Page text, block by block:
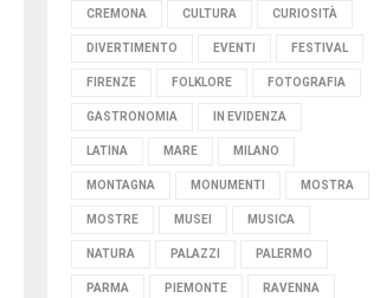
CREMONA CULTURA CURIOSITÀ
DIVERTIMENTO EVENTI FESTIVAL
FIRENZE FOLKLORE FOTOGRAFIA
GASTRONOMIA IN EVIDENZA
LATINA MARE MILANO
MONTAGNA MONUMENTI MOSTRA
MOSTRE MUSEI MUSICA
NATURA PALAZZI PALERMO
PARMA PIEMONTE RAVENNA